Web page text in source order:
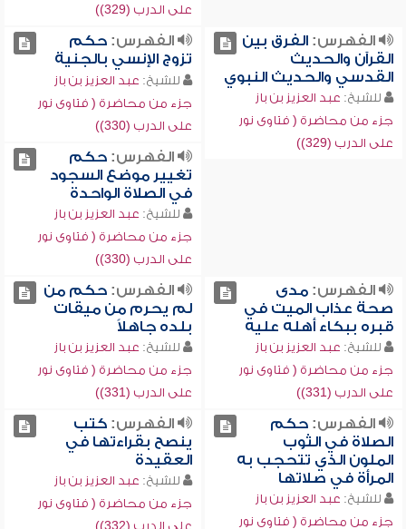
على الدرب (329))
الفهرس:الفرق بين
القرآن والحديث
القدسي والحديث النبوي
للشيخ: عبد العزيز بن باز
جزء من محاضرة ( فتاوى نور
على الدرب (329))
الفهرس:حكم
تزوج الإنسي بالجنية
للشيخ: عبد العزيز بن باز
جزء من محاضرة ( فتاوى نور
على الدرب (330))
الفهرس:حكم
تغيير موضع السجود
في الصلاة الواحدة
للشيخ: عبد العزيز بن باز
جزء من محاضرة ( فتاوى نور
على الدرب (330))
الفهرس:مدى
صحة عذاب الميت في
قبره ببكاء أهله عليه
للشيخ: عبد العزيز بن باز
جزء من محاضرة ( فتاوى نور
على الدرب (331))
الفهرس:حكم من
لم يحرم من ميقات
بلده جاهلاً
للشيخ: عبد العزيز بن باز
جزء من محاضرة ( فتاوى نور
على الدرب (331))
الفهرس:حكم
الصلاة في الثوب
الملون الذي تتحجب به
المرأة في صلاتها
للشيخ: عبد العزيز بن باز
جزء من محاضرة ( فتاوى نور
الفهرس:كتب
ينصح بقراءتها في
العقيدة
للشيخ: عبد العزيز بن باز
جزء من محاضرة ( فتاوى نور
على الدرب (332))